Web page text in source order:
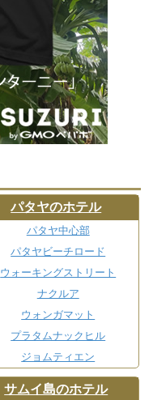
パタヤのホテル
パタヤ中心部
パタヤビーチロード
ウォーキングストリート
ナクルア
ウォンガマット
プラタムナックヒル
ジョムティエン
サムイ島のホテル